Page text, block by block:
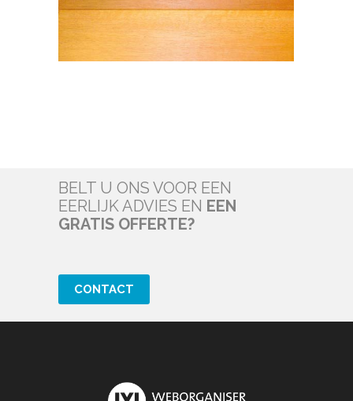
BELT U ONS VOOR EEN
EERLIJK ADVIES EN EEN
GRATIS OFFERTE?
CONTACT